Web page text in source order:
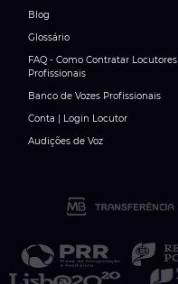
Blog
Glossário
FAQ - Como Contratar Locutores
Profissionais
Banco de Vozes Profissionais
Conta | Login Locutor
Audições de Voz